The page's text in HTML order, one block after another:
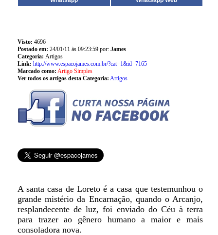
Visto: 4696
Postado em: 24/01/11 às 09:23:59 por: James
Categoria: Artigos
Link: http://www.espacojames.com.br/?cat=1&id=7165
Marcado como: Artigo Simples
Ver todos os artigos desta Categoria: Artigos
A santa casa de Loreto é a casa que testemunhou o
grande mistério da Encarnação, quando o Arcanjo,
resplandecente de luz, foi enviado do Céu à terra
para trazer ao gênero humano a maior e mais
consoladora nova.